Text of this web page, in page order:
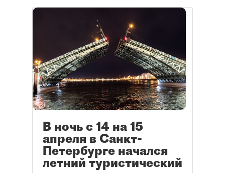
В ночь с 14 на 15
апреля в Санкт-
Петербурге начался
летний туристический